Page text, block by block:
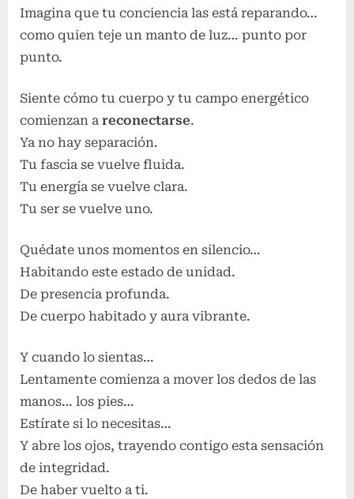
Imagina que tu conciencia las está reparando…
como quien teje un manto de luz… punto por
punto.
Siente cómo tu cuerpo y tu campo energético
comienzan a reconectarse.
Ya no hay separación.
Tu fascia se vuelve fluida.
Tu energía se vuelve clara.
Tu ser se vuelve uno.
Quédate unos momentos en silencio…
Habitando este estado de unidad.
De presencia profunda.
De cuerpo habitado y aura vibrante.
Y cuando lo sientas…
Lentamente comienza a mover los dedos de las
manos… los pies…
Estírate si lo necesitas…
Y abre los ojos, trayendo contigo esta sensación
de integridad.
De haber vuelto a ti.